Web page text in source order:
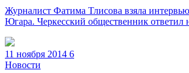
Журналист Фатима Тлисова взяла
Югара. Черкесский общественник ответил
11 ноября 2014 6
Новости